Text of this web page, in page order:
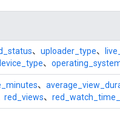
、 uploader_type、
、
、
red_views、